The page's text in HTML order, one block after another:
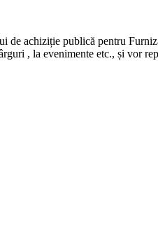
achiziție publică pentru
, la evenimente etc., și